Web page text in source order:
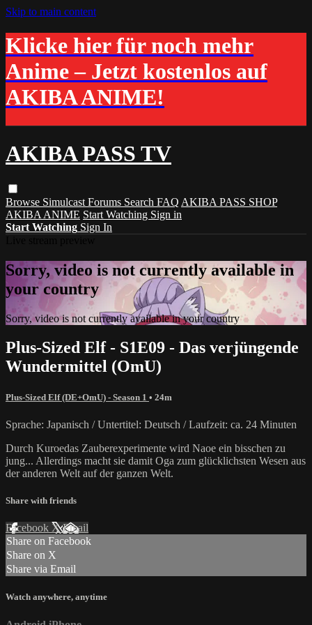
Skip to main content
Klicke hier für noch mehr
Anime – Jetzt kostenlos auf
AKIBA ANIME!
AKIBA PASS TV
Browse Simulcast Forums Search FAQ AKIBA PASS SHOP
AKIBA ANIME Start Watching Sign in
Start Watching Sign In
Sorry, video is not currently available in
your country
Sorry, video is not currently available in your country
Plus-Sized Elf - S1E09 - Das verjüngende
Wundermittel (OmU)
Plus-Sized Elf (DE+OmU) - Season 1 • 24m
Sprache: Japanisch / Untertitel: Deutsch / Laufzeit: ca. 24 Minuten
Durch Kuroedas Zauberexperimente wird Naoe ein bisschen zu
jung... Allerdings macht sie damit Oga zum glücklichsten Wesen aus
der anderen Welt auf der ganzen Welt.
Share with friends
Facebook XEmail
Share on Facebook
Share on X
Share via Email
Watch anywhere, anytime